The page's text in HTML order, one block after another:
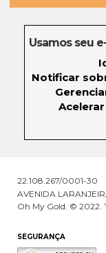
Usamos seu
Notificar
22.108.267/0001-30
AVENIDA
Oh My Gold. © 2022.
SEGURANÇA